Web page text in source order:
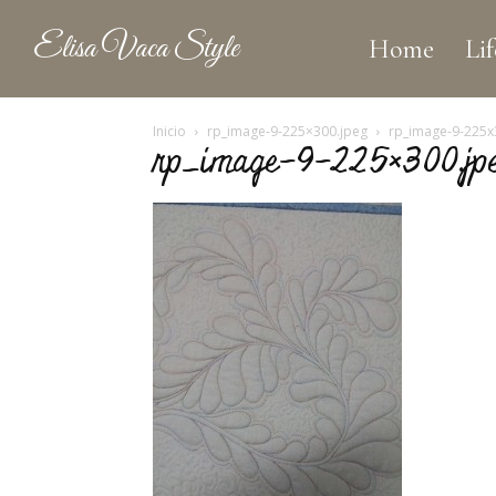
Elisa Vaca Style Home
Inicio rp_image-9-225×300.jpeg rp_image-9-
rp_image-9-